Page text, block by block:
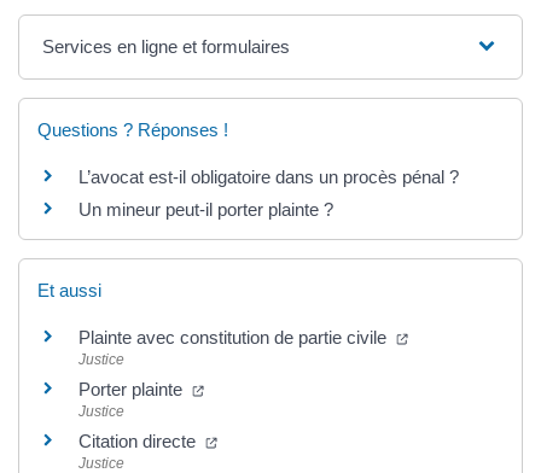
Services en ligne et formulaires
Questions ? Réponses !
L’avocat est-il obligatoire dans un procès pénal ?
Un mineur peut-il porter plainte ?
Et aussi
Plainte avec constitution de partie civile
Justice
Porter plainte
Justice
Citation directe
Justice